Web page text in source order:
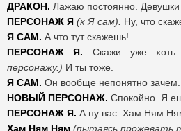
ДРАКОН. Лажаю постоянно.
ПЕРСОНАЖ Я (к Я сам).
Ну, что
Я САМ. А что тут скажешь!
ПЕРСОНАЖ Я. Скажи уже хоть
персонажу.) И ты тоже.
Я САМ. Он вообще непонятно зачем.
НОВЫЙ ПЕРСОНАЖ. Спокойно. Я
ПЕРСОНАЖ Я. А ну вас. Хам Ням
Хам Ням Ням (пытаясь прожевать